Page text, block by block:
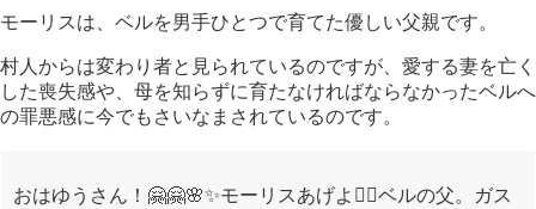
モーリスは、ベルを男手ひとつで育てた優しい父親です。
村人からは変わり者と見られているのですが、愛する妻を亡く
した喪失感や、母を知らずに育たなければならなかったベルへ
の罪悪感に今でもさいなまされているのです。
おはゆうさん！🤗🤗🌸✨モーリスあげよ🙋‍♀️ベルの父。ガス